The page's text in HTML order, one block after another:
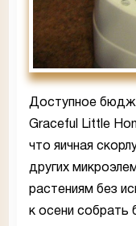
Доступное
Graceful Little
что яичная
других
растениям без
к осени собрать